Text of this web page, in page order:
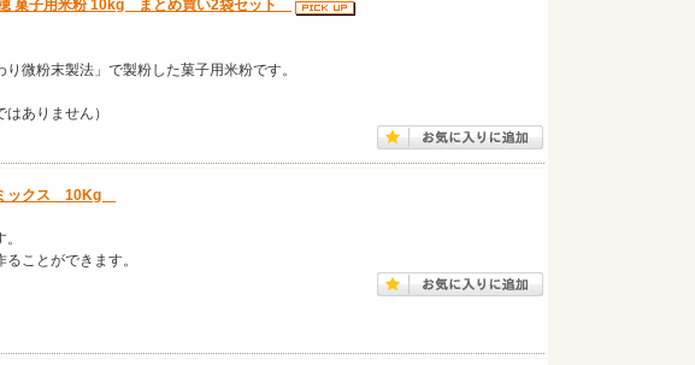
菓子用米粉 10kg まとめ買い2袋セット
微粉末製法」で製粉した菓子用米粉です。
ありません）
ミックス 10Kg
ことができます。